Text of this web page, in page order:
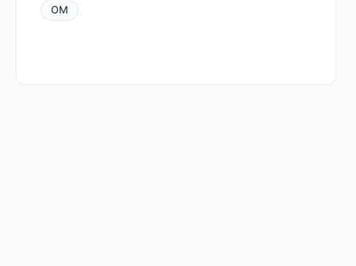
OM